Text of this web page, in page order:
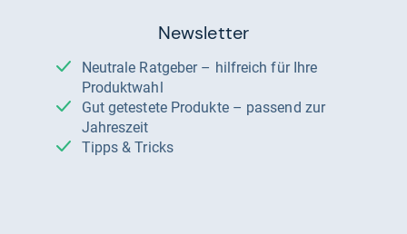
Newsletter
Neutrale Ratgeber – hilfreich für Ihre
Produktwahl
Gut getestete Produkte – passend zur
Jahreszeit
Tipps & Tricks